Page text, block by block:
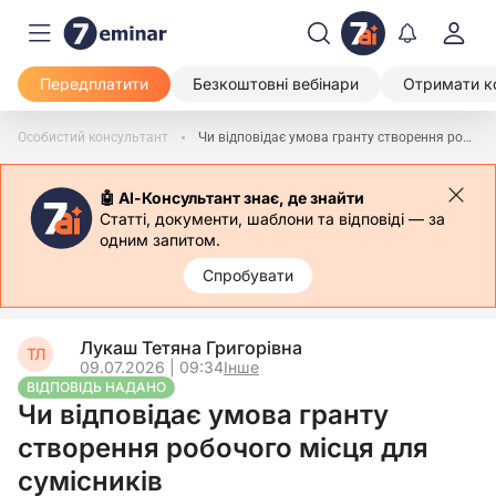
Передплатити Безкоштовні вебінари Отримати
Особистий консультант Чи відповідає умова гранту створення робочого місця для сумісників
🤖 АІ-Консультант знає, де знайти
Статті, документи, шаблони та відповіді — за
одним запитом.
Спробувати
ТЛ Лукаш Тетяна Григорівна
09.07.2026 | 09:34Інше
ВІДПОВІДЬ НАДАНО
Чи відповідає умова гранту
створення робочого місця для
сумісників